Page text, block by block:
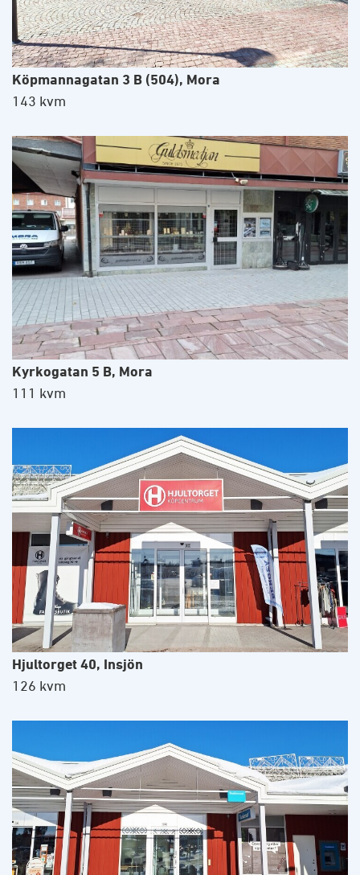
Köpmannagatan 3 B (504), Mora
143 kvm
Kyrkogatan 5 B, Mora
111 kvm
Hjultorget 40, Insjön
126 kvm